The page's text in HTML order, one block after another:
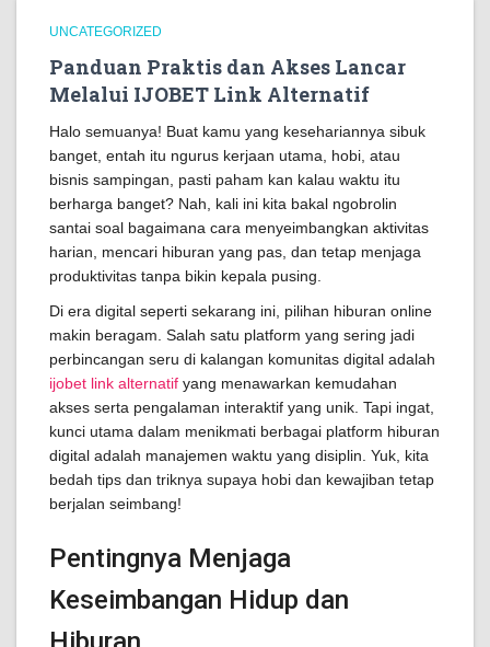
UNCATEGORIZED
Panduan Praktis dan Akses Lancar
Melalui IJOBET Link Alternatif
Halo semuanya! Buat kamu yang kesehariannya sibuk
banget, entah itu ngurus kerjaan utama, hobi, atau
bisnis sampingan, pasti paham kan kalau waktu itu
berharga banget? Nah, kali ini kita bakal ngobrolin
santai soal bagaimana cara menyeimbangkan aktivitas
harian, mencari hiburan yang pas, dan tetap menjaga
produktivitas tanpa bikin kepala pusing.
Di era digital seperti sekarang ini, pilihan hiburan online
makin beragam. Salah satu platform yang sering jadi
perbincangan seru di kalangan komunitas digital adalah
ijobet link alternatif yang menawarkan kemudahan
akses serta pengalaman interaktif yang unik. Tapi ingat,
kunci utama dalam menikmati berbagai platform hiburan
digital adalah manajemen waktu yang disiplin. Yuk, kita
bedah tips dan triknya supaya hobi dan kewajiban tetap
berjalan seimbang!
Pentingnya Menjaga
Keseimbangan Hidup dan